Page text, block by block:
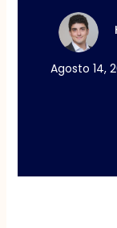
Agosto 14,